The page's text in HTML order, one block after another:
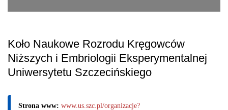
Koło Naukowe Rozrodu Kręgowców
Niższych i Embriologii Eksperymentalnej
Uniwersytetu Szczecińskiego
Strona www: www.us.szc.pl/organizacje?